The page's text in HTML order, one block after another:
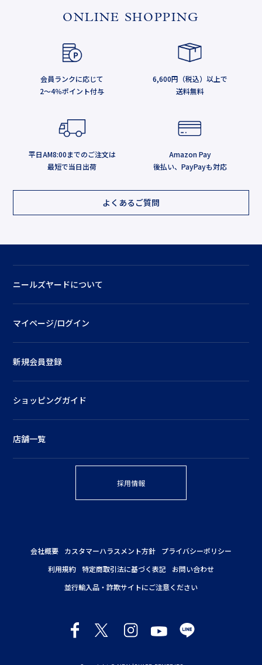
ONLINE SHOPPING
会員ランクに応じて
2～4％ポイント付与
6,600円（税込）以上で
送料無料
平日AM8:00までのご注文は
最短で当日出荷
Amazon Pay
後払い、PayPayも対応
よくあるご質問
ニールズヤードについて
マイページ/ログイン
新規会員登録
ショッピングガイド
店舗一覧
採用情報
会社概要 カスタマーハラスメント方針
プライバシーポリシー
利用規約 特定商取引法に基づく表記
お問い合わせ
並行輸入品・詐欺サイトにご注意ください